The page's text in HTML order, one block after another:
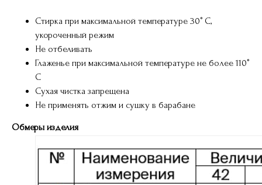
Стирка при максимальной температуре 30° C,
укороченный режим
Не отбеливать
Глаженье при максимальной температуре не более 110°
С
Сухая чистка запрещена
Не применять отжим и сушку в барабане
Обмеры изделия